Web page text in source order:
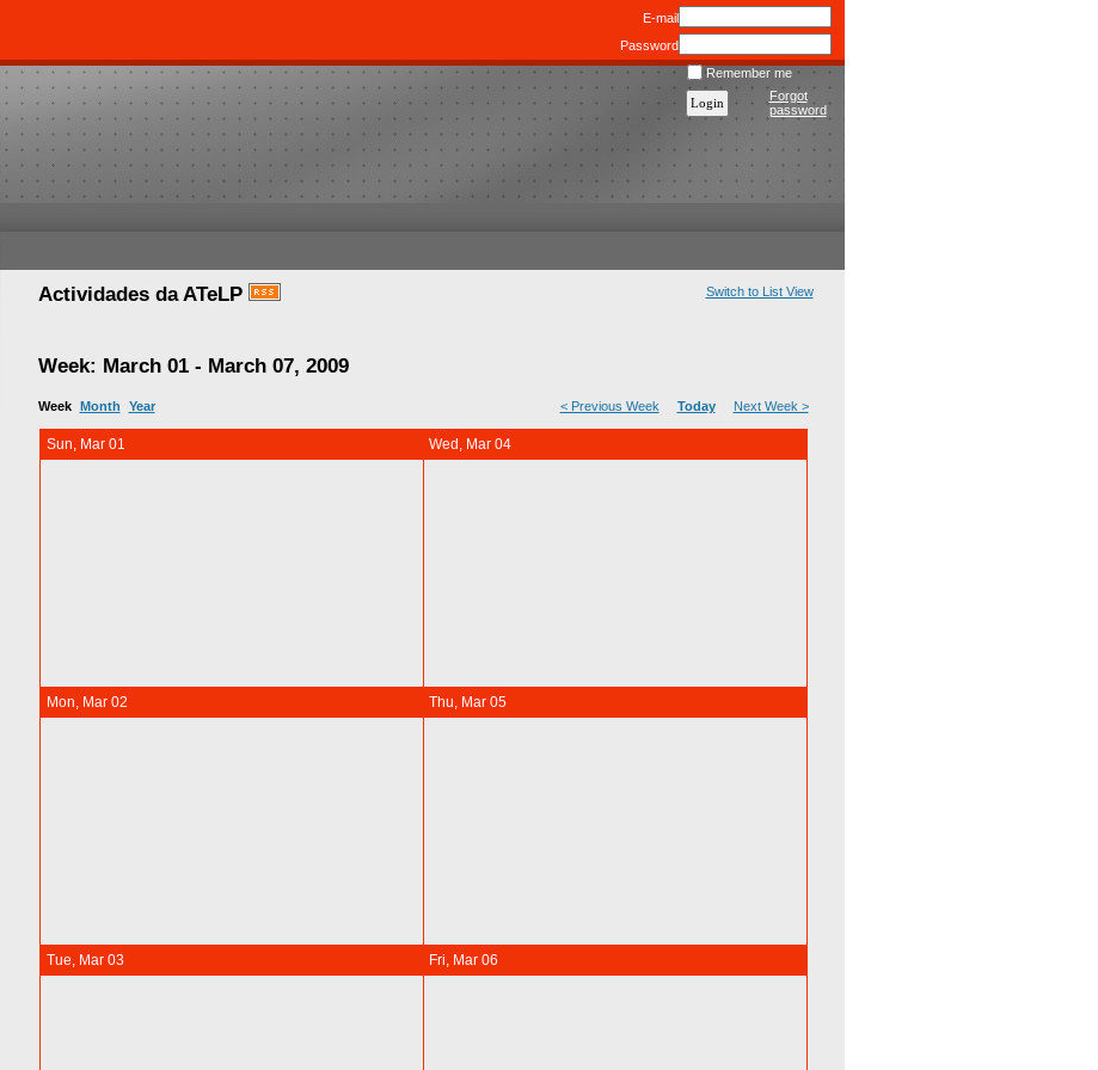
E-mail
Password
Remember me
Forgot
password
Switch to List View
Actividades da ATeLP
Week: March 01 - March 07, 2009
Week Month Year < Previous Week Today Next Week >
Sun, Mar 01 Wed, Mar 04
Mon, Mar 02 Thu, Mar 05
Tue, Mar 03 Fri, Mar 06